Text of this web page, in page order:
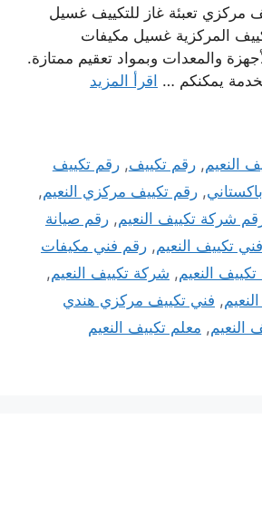
مركزي تعبئة غاز للتكييف غسيل
المركزية غسيل مكيفات
والمعدات وبمواد تعقيم ممتازة.
يمكنكم … اقرأ المزيد
النعيم,رقم تكييف,رقم تكييف
, رقم تكييف مركزي النعيم,
شركة تكييف النعيم, رقم صيانة
تكييف النعيم, رقم فني مكيفات
النعيم, شركة تكييف النعيم,
, فني تكييف مركزي هندي
النعيم, معلم تكييف النعيم